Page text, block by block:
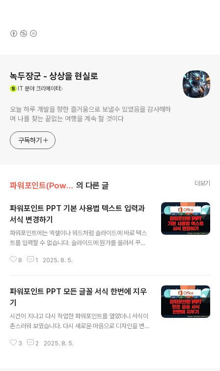
녹두장군 - 상상을 현실로
IT 분야 크리에이터
오늘 하루 개발을 향한 즐거움으로 보낼수 있었음을 감사해하
며 나를 찾는 끝없는 여행을 계속 할 것이다
구독하기
파워포인트(PowerPoint) 의 다른 글 더보기
파워포인트 PPT 기본 사용법 텍스트 입력과
서식 변경하기
파워포인트에는 엑셀이나 워드처럼 슬라이드에 바로 텍스
트를 입력할 수 없습니다. 슬라이드에 뭔가를 올려서 꾸미
동영상, 애니메이션 등 모두 개별 개체라고 생각하시면 됩
트 입력 상자를 쉽게 꾸밀 수 있도록 파워포인트에서는 W
ordArt 스타일과 도형 스타일을 제공하고 있습니다. ▼
먼저 슬라이드에 텍스트를 입력할 수 있는 도형을 추가해
보도록 하겠습니다. [홈] 탭 > [그리기] 그룹으로 가서 [도
는데 기본 도형에 2개의 텍스트 상자가 있습니다. 가로 텍
8 1 2025. 8. 5.
파워포인트 PPT 모든 글꼴 서식 한번에 지우
기
시간이 지나고 다시 작업한 파워포인트를 열었더니 서식이
촌스러워 보였습니다. 다시 새로운 마음으로 디자인을 변
텍스트 박스마다 서식을 지우는 것은 효율이 떨어지는 작
3 2 2025. 8. 5.